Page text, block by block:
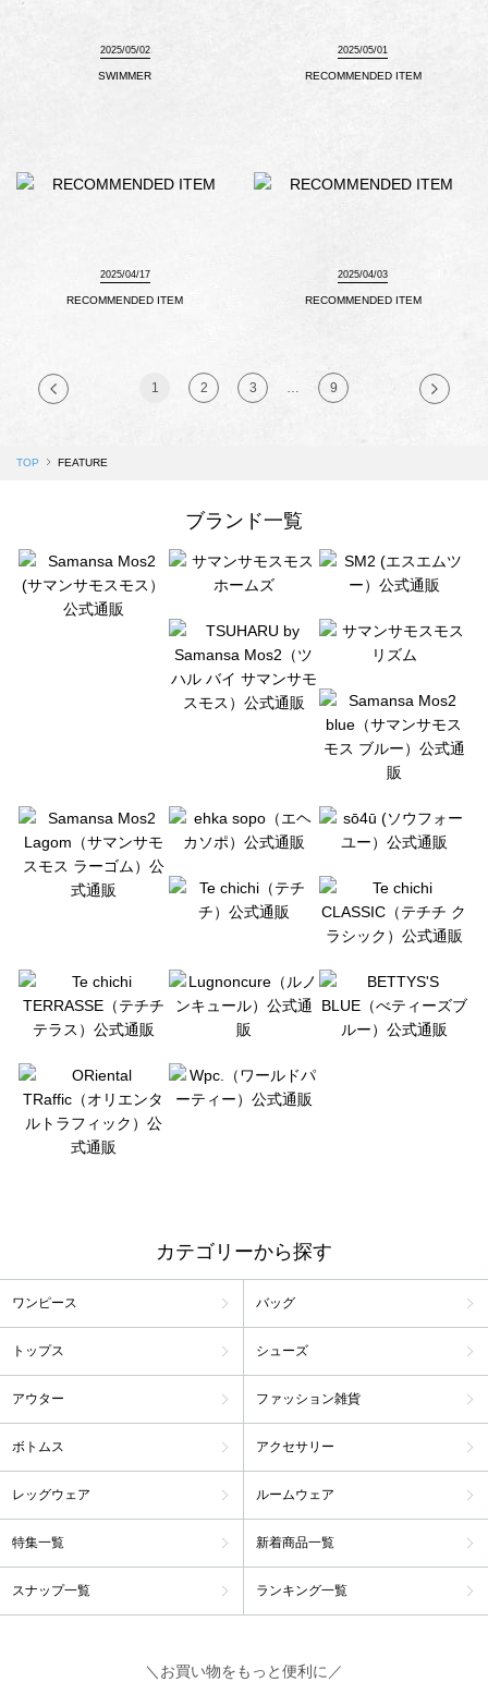
2025/05/02
SWIMMER
2025/05/01
RECOMMENDED ITEM
2025/04/17
RECOMMENDED ITEM
2025/04/03
RECOMMENDED ITEM
1 2 3 9
TOP FEATURE
ブランド一覧
カテゴリーから探す
ワンピース バッグ
トップス シューズ
アウター ファッション雑貨
ボトムス アクセサリー
レッグウェア ルームウェア
特集一覧 新着商品一覧
スナップ一覧 ランキング一覧
＼お買い物をもっと便利に／